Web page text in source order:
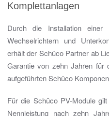
Komplettanlagen
Durch die Installation einer
Wechselrichtern und
erhält der Schüco Partner ab
Garantie von zehn Jahren für
aufgeführten Schüco
Für die Schüco PV-Module
Nennleistung nach zehn